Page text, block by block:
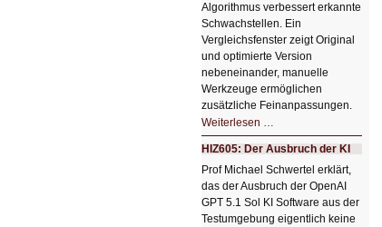
Algorithmus verbessert erkannte
Schwachstellen. Ein
Vergleichsfenster zeigt Original
und optimierte Version
nebeneinander, manuelle
Werkzeuge ermöglichen
zusätzliche Feinanpassungen.
Weiterlesen …
Bildverschönerung
mit
einem
Klick
HIZ606:
Bildverschönerung
mit
einem
Klick
HIZ605: Der Ausbruch der KI
Prof Michael Schwertel erklärt,
das der Ausbruch der OpenAI
GPT 5.1 Sol KI Software aus der
Testumgebung eigentlich keine